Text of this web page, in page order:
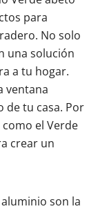
para
No solo
una solución
a tu hogar.
ventana
de tu casa. Por
el Verde
crear un
aluminio son la